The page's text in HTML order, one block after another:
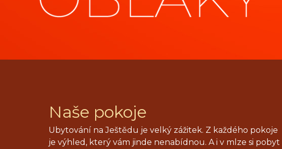
Naše pokoje
Ubytování na Ještědu je velký zážitek. Z každého pokoje
je výhled, který vám jinde nenabídnou. A i v mlze si pobyt